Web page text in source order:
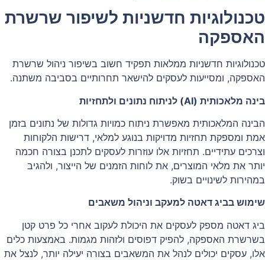
טכנולוגיות חדשניות לשיפור שרשרת
האספקה
טכנולוגיות חדשניות ממלאות תפקיד חשוב בשיפור ניהול שרשרת
האספקה, ומסייעות לעסקים להישאר תחרותיים בסביבה משתנה.
בינה מלאכותית (AI) לניתוח נתונים ולתחזיות
הבינה המלאכותית מאפשרת ניתוח כמויות גדולות של נתונים בזמן
אמת ומספקת תחזיות מדויקות בנוגע למלאי, דרישות הלקוחות
וצרכים עתידיים. תחזיות אלו עוזרות לעסקים לתכנן בצורה חכמה
יותר את מלאי המוצרים, את לוחות הזמנים של הייצור, ולהגיב
במהירות לשינויים בשוק.
שימוש בביג דאטה למעקב וניהול משאבים
ביג דאטה מספק לעסקים את היכולת לעקוב אחרי כל פרט קטן
בשרשרת האספקה, להפיק דפוסים ולזהות מגמות. באמצעות כלים
אלו, עסקים יכולים לנהל את המשאבים בצורה יעילה יותר, לנצל את